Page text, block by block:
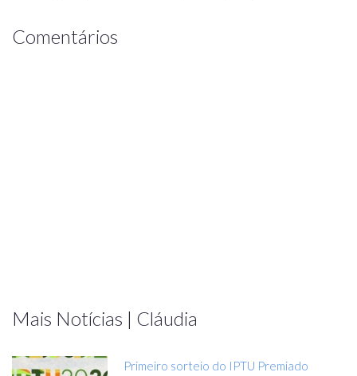
Comentários
Mais Notícias | Cláudia
Primeiro sorteio do IPTU Premiado